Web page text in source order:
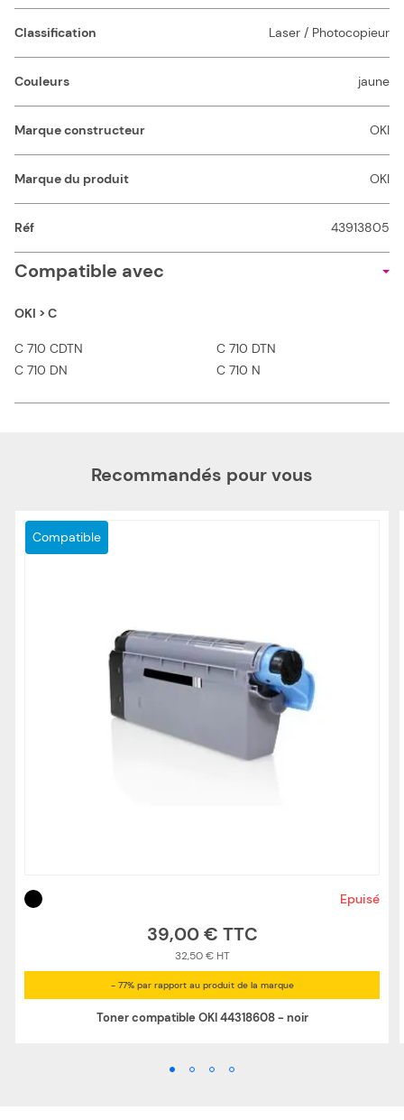
Classification Laser / Photocopieur
Couleurs jaune
Marque constructeur OKI
Marque du produit OKI
Réf 43913805
Compatible avec
OKI > C
C 710 CDTN
C 710 DN
C 710 DTN
C 710 N
Recommandés pour vous
Compatible
Epuisé
39,00 €
32,50 €
- 77% par rapport au produit de la marque
Toner compatible OKI 44318608 - noir